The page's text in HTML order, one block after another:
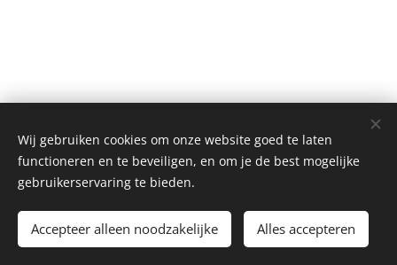
Cookies
Wij gebruiken cookies om onze website goed te laten
functioneren en te beveiligen, en om je de best mogelijke
gebruikerservaring te bieden.
Accepteer alleen noodzakelijke Alles accepteren